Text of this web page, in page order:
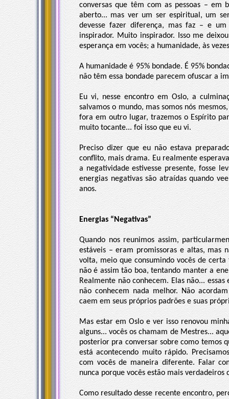
conversas que têm com as pessoas –
aberto... mas ver um ser espiritual, um
devesse fazer diferença, mas faz – e
inspirador. Muito inspirador. Isso me
esperança em vocês; a humanidade, às
A humanidade é 95% bondade. É 95%
não têm essa bondade parecem ofuscar a
Eu vi, nesse encontro em Oslo, a
salvamos o mundo, mas somos nós
fora em outro lugar, trazemos o Espírito
muito tocante... foi isso que eu vi.
Preciso dizer que eu não estava
conflito, mais drama. Eu realmente
a negatividade estivesse presente, fosse
energias negativas são atraídas quando
anos.
Energias “Negativas”
Quando nos reunimos assim,
estáveis – eram promissoras e altas, mas
volta, meio que consumindo vocês de
não é assim tão boa, tentando manter a
Realmente não conhecem. Elas não...
não conhecem nada melhor. Não
caem em seus próprios padrões e suas
Mas estar em Oslo e ver isso renovou
alguns... vocês os chamam de Mestres...
posterior pra conversar sobre como temos
está acontecendo muito rápido.
com vocês de maneira diferente. Falar
nunca porque vocês estão mais verdadeiros
Como resultado desse recente encontro,